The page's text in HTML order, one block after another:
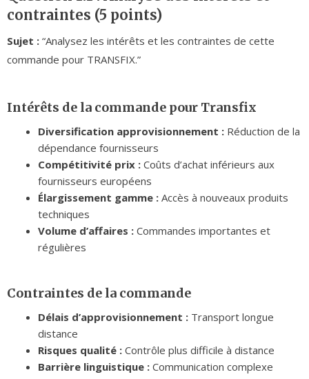
contraintes (5 points)
Sujet : “Analysez les intérêts et les contraintes de cette
commande pour TRANSFIX.”
Intérêts de la commande pour Transfix
Diversification approvisionnement : Réduction de la
dépendance fournisseurs
Compétitivité prix : Coûts d’achat inférieurs aux
fournisseurs européens
Élargissement gamme : Accès à nouveaux produits
techniques
Volume d’affaires : Commandes importantes et
régulières
Contraintes de la commande
Délais d’approvisionnement : Transport longue
distance
Risques qualité : Contrôle plus difficile à distance
Barrière linguistique : Communication complexe